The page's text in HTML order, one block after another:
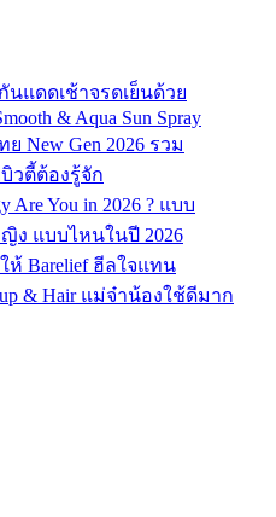
นแดดเช้าจรดเย็นด้วย
& Aqua Sun Spray
New Gen 2026 รวม
บิวตี้ต้องรู้จัก
Are You in 2026 ? แบบ
แบบไหนในปี 2026
ห้ Barelief ฮีลใจแทน
& Hair แม่จ๋าน้องใช้ดีมาก